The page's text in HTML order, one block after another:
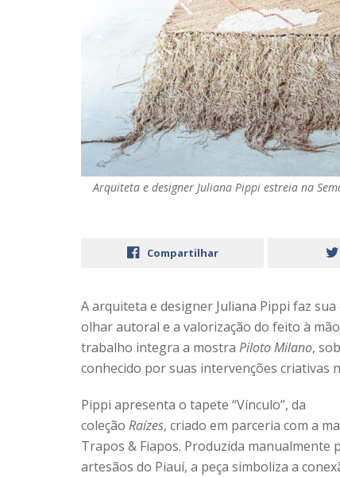
Arquiteta e designer Juliana Pippi estreia na
Compartilhar
A arquiteta e designer Juliana Pippi faz
olhar autoral e a valorização do feito à
trabalho integra a mostra Piloto Milano,
conhecido por suas intervenções criativas
Pippi apresenta o tapete “Vínculo”, da
coleção Raízes, criado em parceria com a
Trapos & Fiapos. Produzida manualmente
artesãos do Piauí, a peça simboliza a